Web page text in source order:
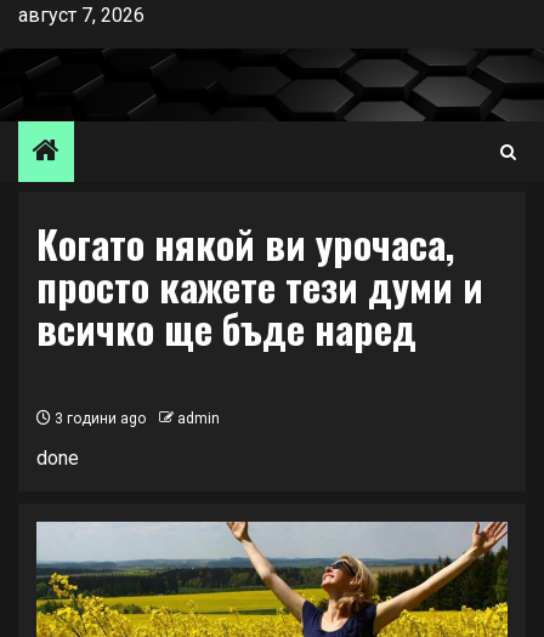
Skip
content
август 7, 2026
Когато някой ви урочаса,
просто кажете тези думи и
всичко ще бъде наред
3 години ago admin
done